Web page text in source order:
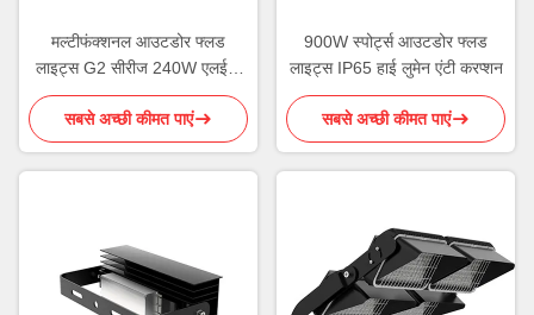
मल्टीफंक्शनल आउटडोर फ्लड
लाइट्स G2 सीरीज 240W एलईडी
फ्लड लाइट
सबसे अच्छी कीमत पाएं
900W स्पोर्ट्स आउटडोर फ्लड
लाइट्स IP65 हाई लुमेन एंटी करप्शन
सबसे अच्छी कीमत पाएं